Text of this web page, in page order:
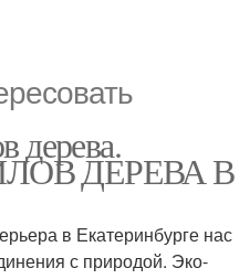
дерева.
ДЕРЕВА В
в Екатеринбурге нас
с природой. Эко-